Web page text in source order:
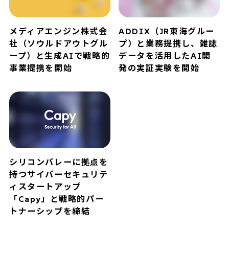
メディアエンジン株式会
社（ソウルドアウトグル
ープ）と生成AIで戦略的
事業提携を開始
ADDIX（JR東海グルー
プ）と業務提携し、雑誌
データを活用したAI開
発の実証実験を開始
シリコンバレーに拠点を
持つサイバーセキュリテ
ィスタートアップ
「Capy」と戦略的パー
トナーシップを締結